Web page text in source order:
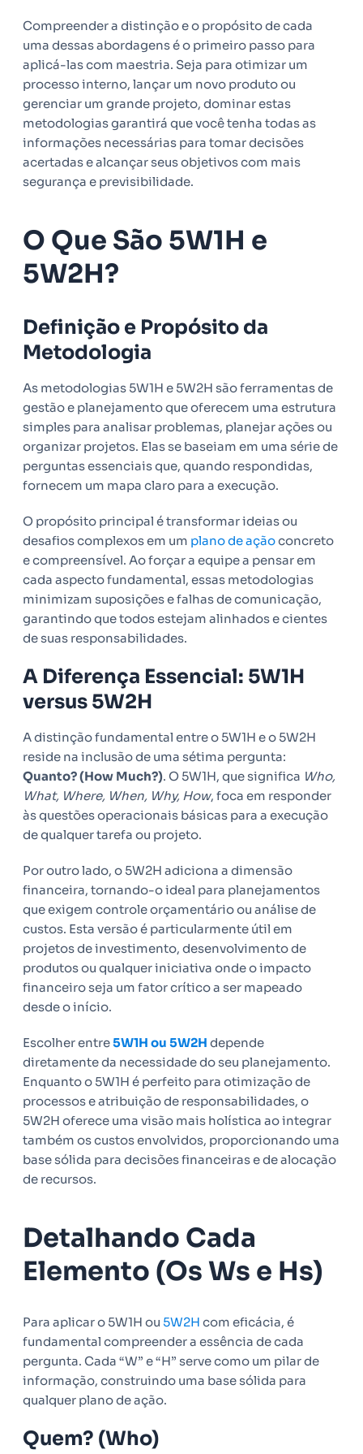
Compreender a distinção e o propósito de cada
uma dessas abordagens é o primeiro passo para
aplicá-las com maestria. Seja para otimizar um
processo interno, lançar um novo produto ou
gerenciar um grande projeto, dominar estas
metodologias garantirá que você tenha todas as
informações necessárias para tomar decisões
acertadas e alcançar seus objetivos com mais
segurança e previsibilidade.
O Que São 5W1H e
5W2H?
Definição e Propósito da
Metodologia
As metodologias 5W1H e 5W2H são ferramentas de
gestão e planejamento que oferecem uma estrutura
simples para analisar problemas, planejar ações ou
organizar projetos. Elas se baseiam em uma série de
perguntas essenciais que, quando respondidas,
fornecem um mapa claro para a execução.
O propósito principal é transformar ideias ou
desafios complexos em um plano de açãoconcreto
e compreensível. Ao forçar a equipe a pensar em
cada aspecto fundamental, essas metodologias
minimizam suposições e falhas de comunicação,
garantindo que todos estejam alinhados e cientes
de suas responsabilidades.
A Diferença Essencial: 5W1H
versus 5W2H
A distinção fundamental entre o 5W1H e o 5W2H
reside na inclusão de uma sétima pergunta:
Quanto? (How Much?). O 5W1H, que significa Who,
What, Where, When, Why, How, foca em responder
às questões operacionais básicas para a execução
de qualquer tarefa ou projeto.
Por outro lado, o 5W2H adiciona a dimensão
financeira, tornando-o ideal para planejamentos
que exigem controle orçamentário ou análise de
custos. Esta versão é particularmente útil em
projetos de investimento, desenvolvimento de
produtos ou qualquer iniciativa onde o impacto
financeiro seja um fator crítico a ser mapeado
desde o início.
Escolher entre5W1H ou 5W2H depende
diretamente da necessidade do seu planejamento.
Enquanto o 5W1H é perfeito para otimização de
processos e atribuição de responsabilidades, o
5W2H oferece uma visão mais holística ao integrar
também os custos envolvidos, proporcionando uma
base sólida para decisões financeiras e de alocação
de recursos.
Detalhando Cada
Elemento (Os Ws e Hs)
Para aplicar o 5W1H ou 5W2H com eficácia, é
fundamental compreender a essência de cada
pergunta. Cada “W” e “H” serve como um pilar de
informação, construindo uma base sólida para
qualquer plano de ação.
Quem? (Who)